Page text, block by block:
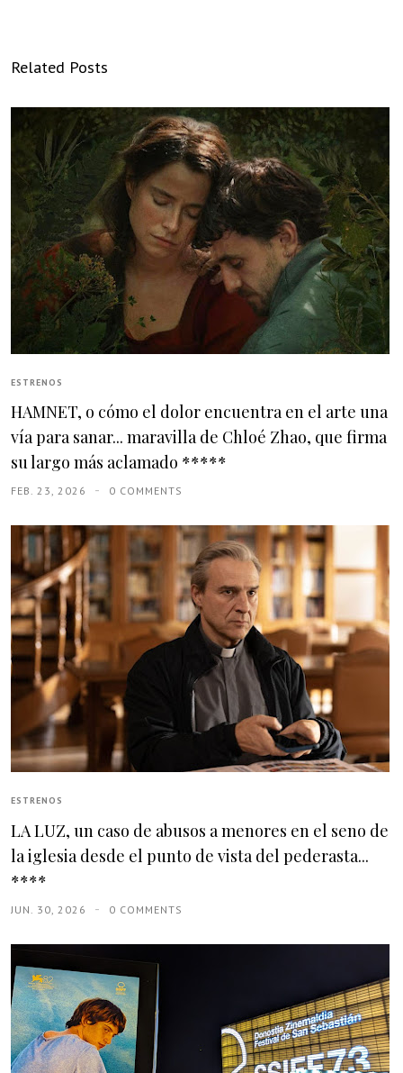
Related Posts
ESTRENOS
HAMNET, o cómo el dolor encuentra en el arte una
vía para sanar... maravilla de Chloé Zhao, que firma
su largo más aclamado *****
FEB. 23, 2026 0 COMMENTS
ESTRENOS
LA LUZ, un caso de abusos a menores en el seno de
la iglesia desde el punto de vista del pederasta...
****
JUN. 30, 2026 0 COMMENTS